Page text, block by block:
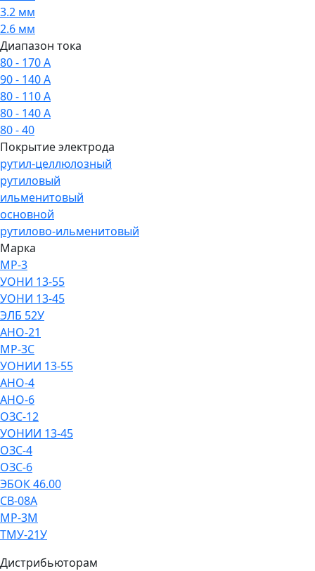
3.2 мм
2.6 мм
Диапазон тока
80 - 170 А
90 - 140 А
80 - 110 А
80 - 140 А
80 - 40
Покрытие электрода
рутил-целлюлозный
рутиловый
ильменитовый
основной
рутилово-ильменитовый
Марка
МР-3
УОНИ 13-55
УОНИ 13-45
ЭЛБ 52У
АНО-21
МР-3С
УОНИИ 13-55
АНО-4
АНО-6
ОЗС-12
УОНИИ 13-45
ОЗС-4
ОЗС-6
ЭБОК 46.00
СВ-08А
МР-3М
ТМУ-21У
Дистрибьюторам